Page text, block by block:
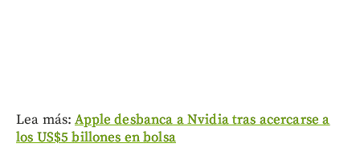
Lea más:Apple desbanca a Nvidia tras acercarse a
los US$5 billones en bolsa